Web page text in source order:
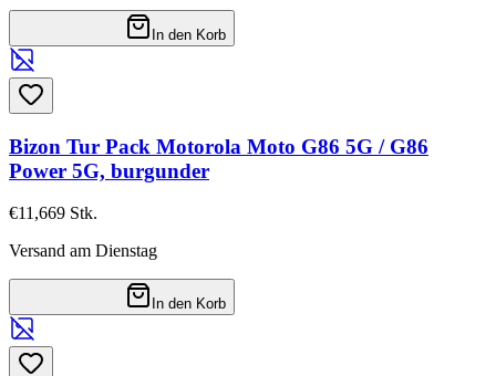
In den Korb
Bizon Tur Pack Motorola Moto G86 5G / G86
Power 5G, burgunder
€11,669 Stk.
Versand am Dienstag
In den Korb